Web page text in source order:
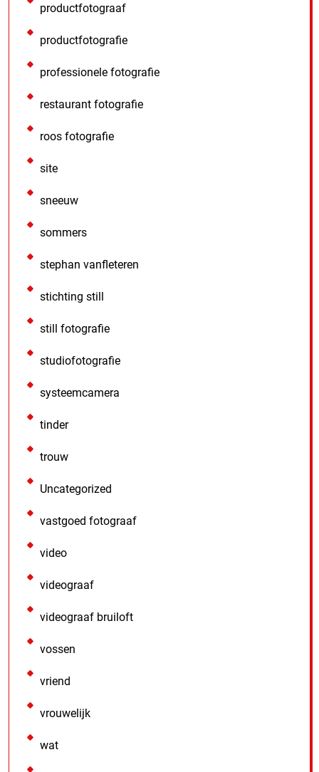
productfotograaf
productfotografie
professionele fotografie
restaurant fotografie
roos fotografie
site
sneeuw
sommers
stephan vanfleteren
stichting still
still fotografie
studiofotografie
systeemcamera
tinder
trouw
Uncategorized
vastgoed fotograaf
video
videograaf
videograaf bruiloft
vossen
vriend
vrouwelijk
wat